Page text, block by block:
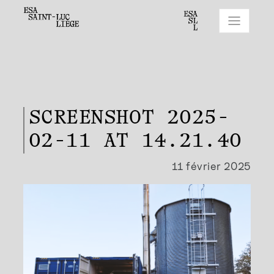
SCREENSHOT 2025-
02-11 AT 14.21.40
11 février 2025